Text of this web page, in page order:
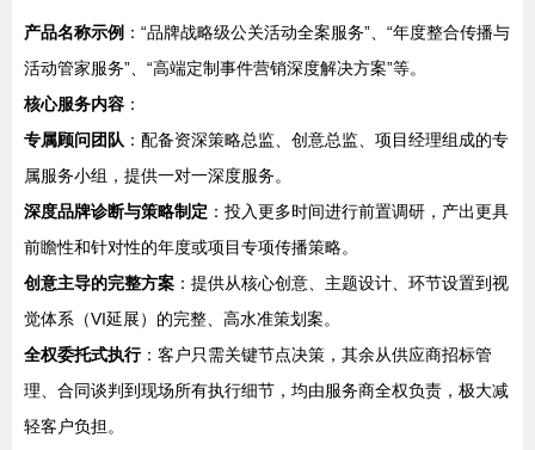
产品名称示例 ：“品牌战略级公关活动全案服务”、“年度整合传播与
活动管家服务”、“高端定制事件营销深度解决方案”等。
核心服务内容 ：
专属顾问团队 ：配备资深策略总监、创意总监、项目经理组成的专
属服务小组，提供一对一深度服务。
深度品牌诊断与策略制定 ：投入更多时间进行前置调研，产出更具
前瞻性和针对性的年度或项目专项传播策略。
创意主导的完整方案 ：提供从核心创意、主题设计、环节设置到视
觉体系（VI延展）的完整、高水准策划案。
全权委托式执行：客户只需关键节点决策，其余从供应商招标管
理、合同谈判到现场所有执行细节，均由服务商全权负责，极大减
轻客户负担。